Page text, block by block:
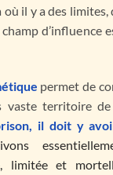
il y a des
d’influence
permet de
vaste territoire
il doit y
limitée et